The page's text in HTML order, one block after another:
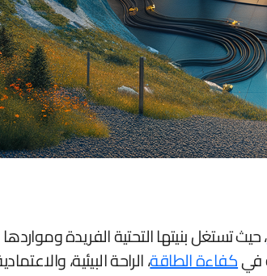
، حيث تستغل بنيتها التحتية الفريدة
فيكفاءة الطاقة، الراحة البيئية،